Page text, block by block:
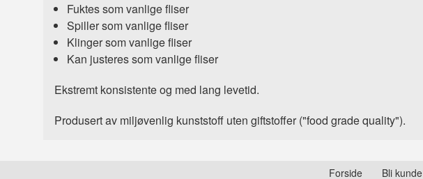
Fuktes som vanlige fliser
Spiller som vanlige fliser
Klinger som vanlige fliser
Kan justeres som vanlige fliser
Ekstremt konsistente og med lang levetid.
Produsert av miljøvenlig kunststoff uten giftstoffer ("food grade quality").
Forside Bli kunde